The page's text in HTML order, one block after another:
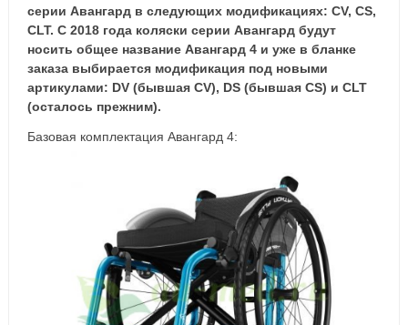
серии Авангард в следующих модификациях: CV, CS,
CLT. С 2018 года коляски серии Авангард будут
носить общее название Авангард 4 и уже в бланке
заказа выбирается модификация под новыми
артикулами: DV (бывшая CV), DS (бывшая CS) и CLT
(осталось прежним).
Базовая комплектация Авангард 4: